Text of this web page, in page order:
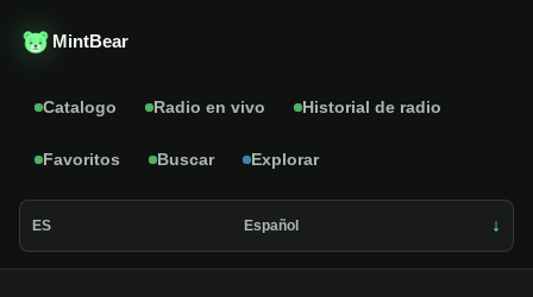
MintBear
Catalogo Radio en vivo Historial de radio
Favoritos Buscar Explorar
ES Español